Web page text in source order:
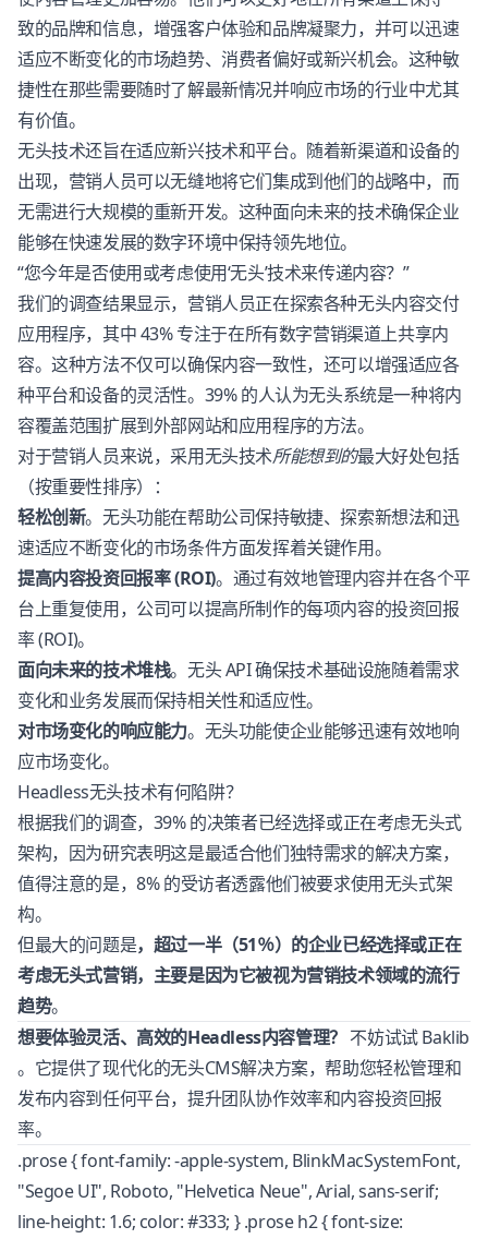
致的品牌和信息，增强客户体验和品牌凝聚力，并可以迅速
适应不断变化的市场趋势、消费者偏好或新兴机会。这种敏
捷性在那些需要随时了解最新情况并响应市场的行业中尤其
有价值。
无头技术还旨在适应新兴技术和平台。随着新渠道和设备的
出现，营销人员可以无缝地将它们集成到他们的战略中，而
无需进行大规模的重新开发。这种面向未来的技术确保企业
能够在快速发展的数字环境中保持领先地位。
“您今年是否使用或考虑使用‘无头’技术来传递内容？”
我们的调查结果显示，营销人员正在探索各种无头内容交付
应用程序，其中 43% 专注于在所有数字营销渠道上共享内
容。这种方法不仅可以确保内容一致性，还可以增强适应各
种平台和设备的灵活性。39% 的人认为无头系统是一种将内
容覆盖范围扩展到外部网站和应用程序的方法。
对于营销人员来说，采用无头技术所能想到的最大好处包括
（按重要性排序）：
轻松创新。无头功能在帮助公司保持敏捷、探索新想法和迅
速适应不断变化的市场条件方面发挥着关键作用。
提高内容投资回报率 (ROI)。通过有效地管理内容并在各个平
台上重复使用，公司可以提高所制作的每项内容的投资回报
率 (ROI)。
面向未来的技术堆栈。无头 API 确保技术基础设施随着需求
变化和业务发展而保持相关性和适应性。
对市场变化的响应能力。无头功能使企业能够迅速有效地响
应市场变化。
Headless无头技术有何陷阱？
根据我们的调查，39% 的决策者已经选择或正在考虑无头式
架构，因为研究表明这是最适合他们独特需求的解决方案，
值得注意的是，8% 的受访者透露他们被要求使用无头式架
构。
但最大的问题是，超过一半（51％）的企业已经选择或正在
考虑无头式营销，主要是因为它被视为营销技术领域的流行
趋势。
想要体验灵活、高效的Headless内容管理？ 不妨试试Baklib
。它提供了现代化的无头CMS解决方案，帮助您轻松管理和
发布内容到任何平台，提升团队协作效率和内容投资回报
率。
.prose { font-family: -apple-system, BlinkMacSystemFont,
"Segoe UI", Roboto, "Helvetica Neue", Arial, sans-serif;
line-height: 1.6; color: #333; } .prose h2 { font-size: